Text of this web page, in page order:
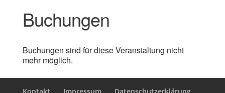
Buchungen
Buchungen sind für diese Veranstaltung nicht
mehr möglich.